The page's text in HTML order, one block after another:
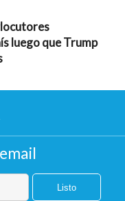
luego que Trump